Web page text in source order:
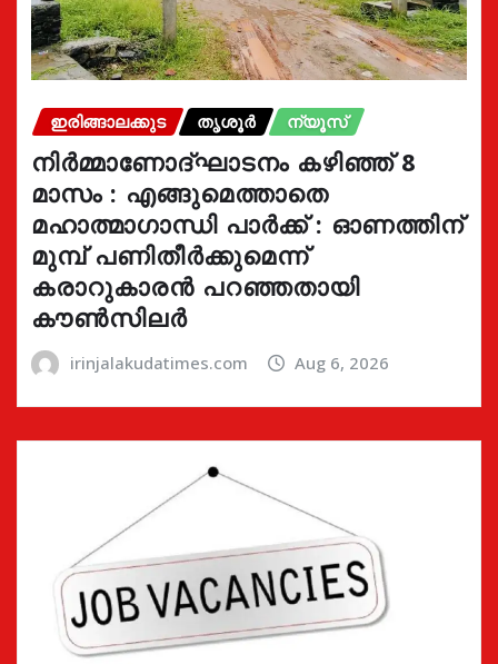
ഇരിങ്ങാലക്കുട തൃശൂർ ന്യൂസ്
നിർമ്മാണോദ്ഘാടനം കഴിഞ്ഞ് 8
മാസം : എങ്ങുമെത്താതെ
മഹാത്മാഗാന്ധി പാർക്ക് : ഓണത്തിന്
മുമ്പ് പണിതീർക്കുമെന്ന്
കരാറുകാരൻ പറഞ്ഞതായി
കൗൺസിലർ
irinjalakudatimes.com Aug 6, 2026